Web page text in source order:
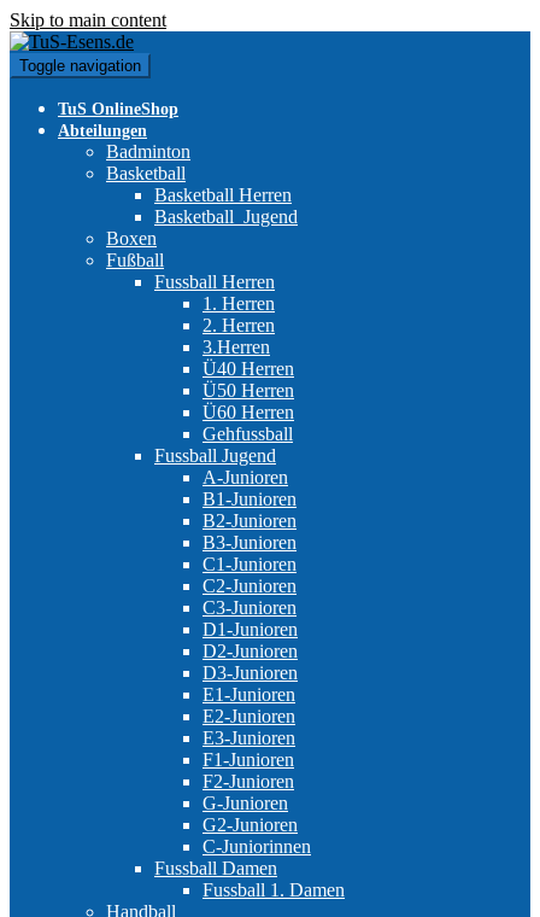
Skip to main content
Toggle navigation
TuS OnlineShop
Abteilungen
Badminton
Basketball
Basketball Herren
Basketball_Jugend
Boxen
Fußball
Fussball Herren
1. Herren
2. Herren
3.Herren
Ü40 Herren
Ü50 Herren
Ü60 Herren
Gehfussball
Fussball Jugend
A-Junioren
B1-Junioren
B2-Junioren
B3-Junioren
C1-Junioren
C2-Junioren
C3-Junioren
D1-Junioren
D2-Junioren
D3-Junioren
E1-Junioren
E2-Junioren
E3-Junioren
F1-Junioren
F2-Junioren
G-Junioren
G2-Junioren
C-Juniorinnen
Fussball Damen
Fussball 1. Damen
Handball